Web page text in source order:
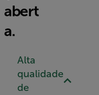
abert
a.
Alta
qualidade
de